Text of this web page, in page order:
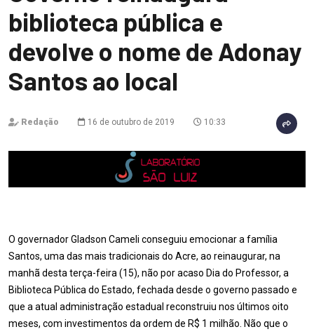
biblioteca pública e
devolve o nome de Adonay
Santos ao local
Redação 16 de outubro de 2019 10:33
O governador Gladson Cameli conseguiu emocionar a família
Santos, uma das mais tradicionais do Acre, ao reinaugurar, na
manhã desta terça-feira (15), não por acaso Dia do Professor, a
Biblioteca Pública do Estado, fechada desde o governo passado e
que a atual administração estadual reconstruiu nos últimos oito
meses, com investimentos da ordem de R$ 1 milhão. Não que o